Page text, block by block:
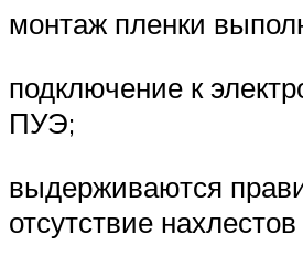
монтаж пленки
подключение к
ПУЭ;
выдерживаются
отсутствие